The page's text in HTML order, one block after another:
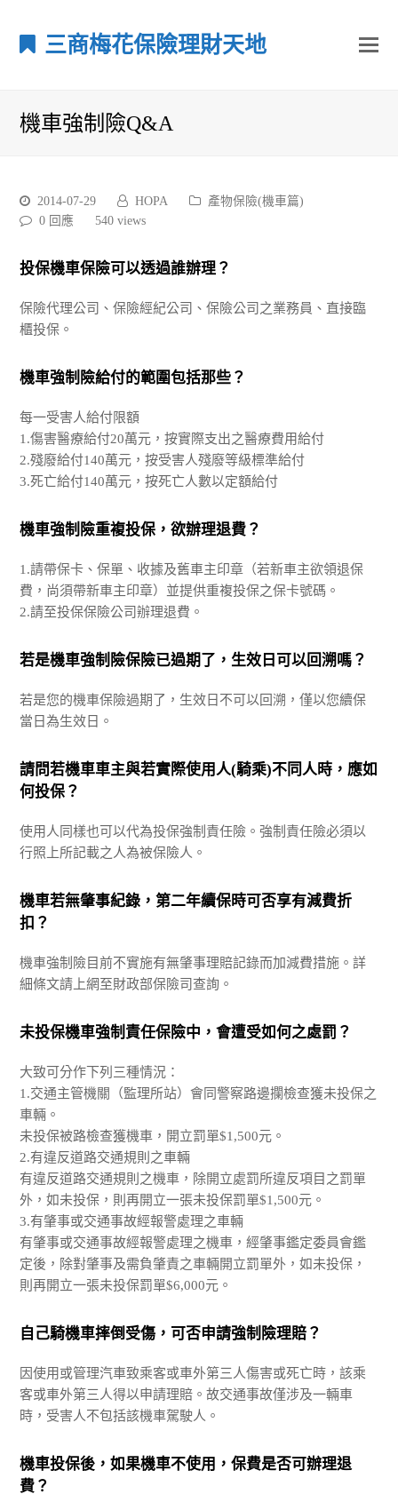
三商梅花保險理財天地
機車強制險Q&A
2014-07-29 HOPA
產物保險(機車篇)
0 回應
540 views
投保機車保險可以透過誰辦理？
保險代理公司、保險經紀公司、保險公司之業務員、直接臨
櫃投保。
機車強制險給付的範圍包括那些？
每一受害人給付限額
1.傷害醫療給付20萬元，按實際支出之醫療費用給付
2.殘廢給付140萬元，按受害人殘廢等級標準給付
3.死亡給付140萬元，按死亡人數以定額給付
機車強制險重複投保，欲辦理退費？
1.請帶保卡、保單、收據及舊車主印章（若新車主欲領退保
費，尚須帶新車主印章）並提供重複投保之保卡號碼。
2.請至投保保險公司辦理退費。
若是機車強制險保險已過期了，生效日可以回溯嗎？
若是您的機車保險過期了，生效日不可以回溯，僅以您續保
當日為生效日。
請問若機車車主與若實際使用人(騎乘)不同人時，應如
何投保？
使用人同樣也可以代為投保強制責任險。強制責任險必須以
行照上所記載之人為被保險人。
機車若無肇事紀錄，第二年續保時可否享有減費折
扣？
機車強制險目前不實施有無肇事理賠記錄而加減費措施。詳
細條文請上網至財政部保險司查詢。
未投保機車強制責任保險中，會遭受如何之處罰？
大致可分作下列三種情況：
1.交通主管機關（監理所站）會同警察路邊攔檢查獲未投保之
車輛。
未投保被路檢查獲機車，開立罰單$1,500元。
2.有違反道路交通規則之車輛
有違反道路交通規則之機車，除開立處罰所違反項目之罰單
外，如未投保，則再開立一張未投保罰單$1,500元。
3.有肇事或交通事故經報警處理之車輛
有肇事或交通事故經報警處理之機車，經肇事鑑定委員會鑑
定後，除對肇事及需負肇責之車輛開立罰單外，如未投保，
則再開立一張未投保罰單$6,000元。
自己騎機車摔倒受傷，可否申請強制險理賠？
因使用或管理汽車致乘客或車外第三人傷害或死亡時，該乘
客或車外第三人得以申請理賠。故交通事故僅涉及一輛車
時，受害人不包括該機車駕駛人。
機車投保後，如果機車不使用，保費是否可辦理退
費？